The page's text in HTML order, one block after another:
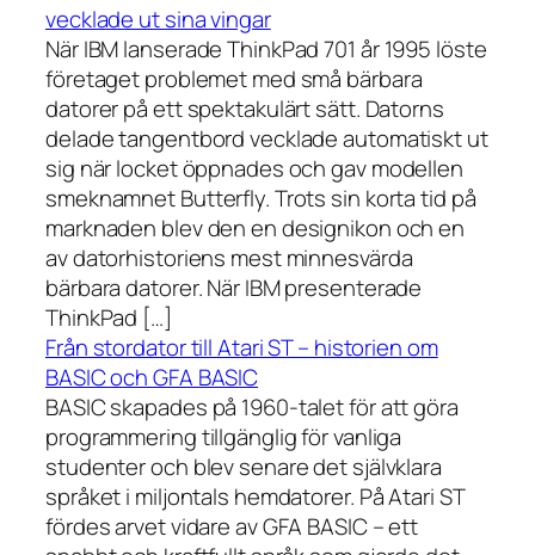
vecklade ut sina vingar
När IBM lanserade ThinkPad 701 år 1995 löste
företaget problemet med små bärbara
datorer på ett spektakulärt sätt. Datorns
delade tangentbord vecklade automatiskt ut
sig när locket öppnades och gav modellen
smeknamnet Butterfly. Trots sin korta tid på
marknaden blev den en designikon och en
av datorhistoriens mest minnesvärda
bärbara datorer. När IBM presenterade
ThinkPad […]
Från stordator till Atari ST – historien om
BASIC och GFA BASIC
BASIC skapades på 1960-talet för att göra
programmering tillgänglig för vanliga
studenter och blev senare det självklara
språket i miljontals hemdatorer. På Atari ST
fördes arvet vidare av GFA BASIC – ett